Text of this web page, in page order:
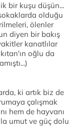
bir kuşu düşün...
olduğu
ölenler
diyen bir bakış
kanatlılar
oğlu da
ki artık biz de
çalışmak
hem de hayvanı
umut ve güç dolu